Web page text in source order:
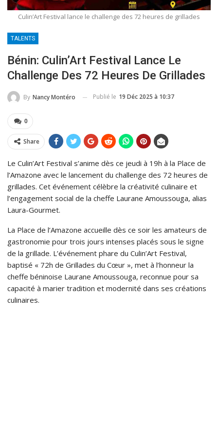
Culin’Art Festival lance le challenge des 72 heures de grillades
TALENTS
Bénin: Culin’Art Festival Lance Le
Challenge Des 72 Heures De Grillades
By Nancy Montéro Publié le 19 Déc 2025 à 10:37
0
Share
Le Culin’Art Festival s’anime dès ce jeudi à 19h à la Place de
l’Amazone avec le lancement du challenge des 72 heures de
grillades. Cet événement célèbre la créativité culinaire et
l’engagement social de la cheffe Laurane Amoussouga, alias
Laura-Gourmet.
La Place de l’Amazone accueille dès ce soir les amateurs de
gastronomie pour trois jours intenses placés sous le signe
de la grillade. L’événement phare du Culin’Art Festival,
baptisé « 72h de Grillades du Cœur », met à l’honneur la
cheffe béninoise Laurane Amoussouga, reconnue pour sa
capacité à marier tradition et modernité dans ses créations
culinaires.